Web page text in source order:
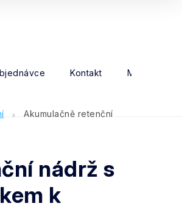
Kontakt Moje
Akumulačně retenční
nádrž s
k